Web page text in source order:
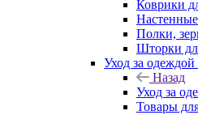
Коврики
Полки,
Шторки
Уход за
Назад
Уход за
Товары